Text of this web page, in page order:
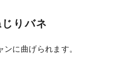
りバネ
に曲げられます。